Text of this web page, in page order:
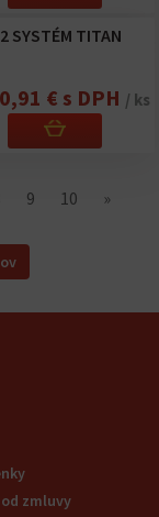
SYSTÉM TITAN
0,91 € s DPH / ks
9 10 »
zmluvy